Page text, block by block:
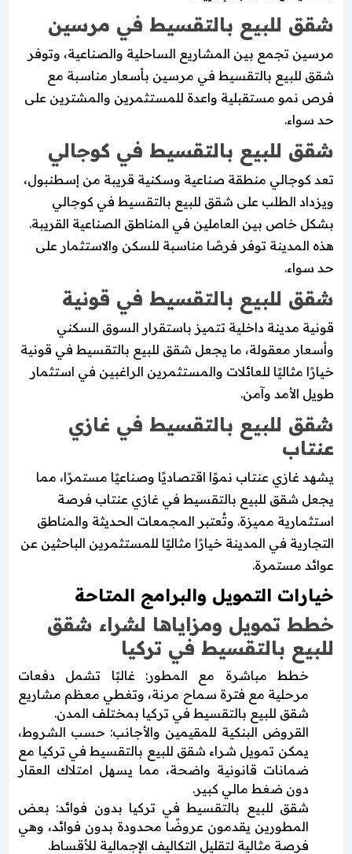
شقق للبيع بالتقسيط في مرسين
مرسين تجمع بين المشاريع الساحلية والصناعية، وتوفر
شقق للبيع بالتقسيط في مرسين بأسعار مناسبة مع
فرص نمو مستقبلية واعدة للمستثمرين والمشترين على
حد سواء.
شقق للبيع بالتقسيط في كوجالي
تعد كوجالي منطقة صناعية وسكنية قريبة من إسطنبول،
ويزداد الطلب على شقق للبيع بالتقسيط في كوجالي
بشكل خاص بين العاملين في المناطق الصناعية القريبة.
هذه المدينة توفر فرصًا مناسبة للسكن والاستثمار على
حد سواء.
شقق للبيع بالتقسيط في قونية
قونية مدينة داخلية تتميز باستقرار السوق السكني
وأسعار معقولة، ما يجعل شقق للبيع بالتقسيط في قونية
خيارًا مثاليًا للعائلات والمستثمرين الراغبين في استثمار
طويل الأمد وآمن.
شقق للبيع بالتقسيط في غازي
عنتاب
يشهد غازي عنتاب نموًا اقتصاديًا وصناعيًا مستمرًا، مما
يجعل شقق للبيع بالتقسيط في غازي عنتاب فرصة
استثمارية مميزة. وتُعتبر المجمعات الحديثة والمناطق
التجارية في المدينة خيارًا مثاليًا للمستثمرين الباحثين عن
عوائد مستمرة.
خيارات التمويل والبرامج المتاحة
خطط تمويل ومزاياها لشراء شقق
للبيع بالتقسيط في تركيا
خطط مباشرة مع المطور: غالبًا تشمل دفعات
مرحلية مع فترة سماح مرنة، وتغطي معظم مشاريع
شقق للبيع بالتقسيط في تركيا بمختلف المدن.
القروض البنكية للمقيمين والأجانب: حسب الشروط،
يمكن تمويل شراء شقق للبيع بالتقسيط في تركيا مع
ضمانات قانونية واضحة، مما يسهل امتلاك العقار
دون ضغط مالي كبير.
شقق للبيع بالتقسيط في تركيا بدون فوائد: بعض
المطورين يقدمون عروضًا محدودة بدون فوائد، وهي
فرصة مثالية لتقليل التكاليف الإجمالية للأقساط.